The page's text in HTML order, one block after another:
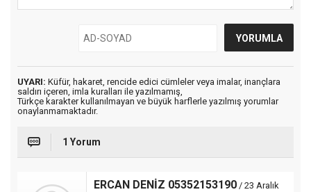
UYARI: Küfür, hakaret, rencide edici cümleler veya imalar, inançlara
saldırı içeren, imla kuralları ile yazılmamış,
Türkçe karakter kullanılmayan ve büyük harflerle yazılmış yorumlar
onaylanmamaktadır.
1 Yorum
ERCAN DENİZ 05352153190 / 23 Aralık